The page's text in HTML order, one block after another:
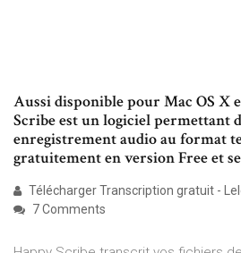
Aussi disponible pour Mac OS X
Scribe est un logiciel permettant
enregistrement audio au format
gratuitement en version Free et
Télécharger Transcription gratuit -
7 Comments